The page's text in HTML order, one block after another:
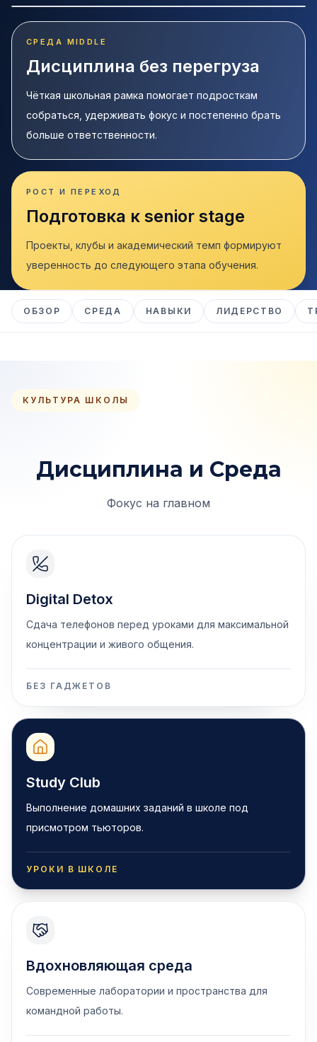
СРЕДА MIDDLE
Дисциплина без перегруза
Чёткая школьная рамка помогает подросткам
собраться, удерживать фокус и постепенно брать
больше ответственности.
РОСТ И ПЕРЕХОД
Подготовка к senior stage
Проекты, клубы и академический темп формируют
уверенность до следующего этапа обучения.
ОБЗОР СРЕДА НАВЫКИ ЛИДЕРСТВО
КУЛЬТУРА ШКОЛЫ
Дисциплина и Среда
Фокус на главном
Digital Detox
Сдача телефонов перед уроками для максимальной
концентрации и живого общения.
БЕЗ ГАДЖЕТОВ
Study Club
Выполнение домашних заданий в школе под
присмотром тьюторов.
УРОКИ В ШКОЛЕ
Вдохновляющая среда
Современные лаборатории и пространства для
командной работы.